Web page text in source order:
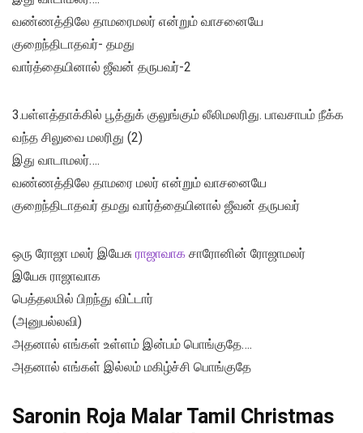
வண்ணத்திலே தாமரைமலர் என்றும் வாசனையே
குறைந்திடாதவர்- தமது
வார்த்தையினால் ஜீவன் தருபவர்-2
3.பள்ளத்தாக்கில் பூத்துக் குலுங்கும் லீலிமலரிது. பாவசாபம் நீக்க
வந்த சிலுவை மலரிது (2)
இது வாடாமலர்….
வண்ணத்திலே தாமரை மலர் என்றும் வாசனையே
குறைந்திடாதவர் தமது வார்த்தையினால் ஜீவன் தருபவர்
ஒரு ரோஜா மலர் இயேசு ராஜாவாக சாரோனின் ரோஜாமலர்
இயேசு ராஜாவாக
பெத்தலமில் பிறந்து விட்டார்
(அனுபல்லவி)
அதனால் எங்கள் உள்ளம் இன்பம் பொங்குதே….
அதனால் எங்கள் இல்லம் மகிழ்ச்சி பொங்குதே
Saronin Roja Malar Tamil Christmas